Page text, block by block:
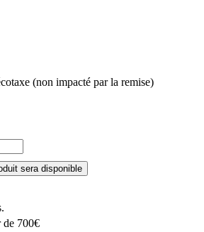
(non impacté par la remise)
sera disponible
de 700€